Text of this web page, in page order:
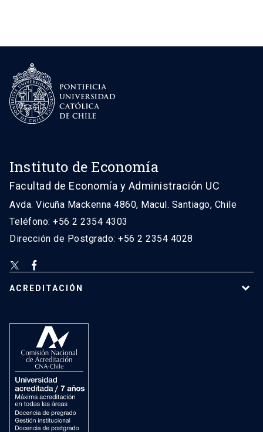
Instituto de Economía
Facultad de Economía y Administración UC
Avda. Vicuña Mackenna 4860, Macul. Santiago, Chile
Teléfono: +56 2 2354 4303
Dirección de Postgrado: +56 2 2354 4028
ACREDITACIÓN